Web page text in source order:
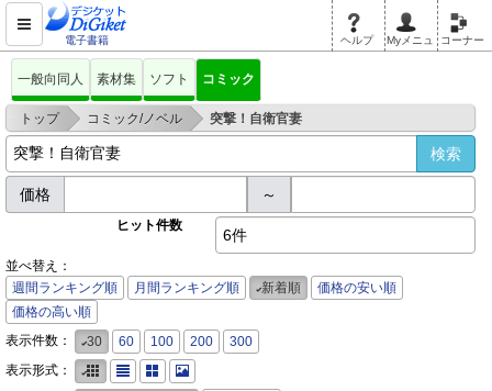
電子書籍 ヘルプ Myメニュ コーナー
一般向同人 素材集 ソフト コミック
トップ > コミック/ノベル > 突撃！自衛官妻
価格 ～
ヒット件数
6件
並べ替え：
週間ランキング順
月間ランキング順 新着順
価格の安い順
価格の高い順
表示件数：
30 60 100 200
300
表示形式：